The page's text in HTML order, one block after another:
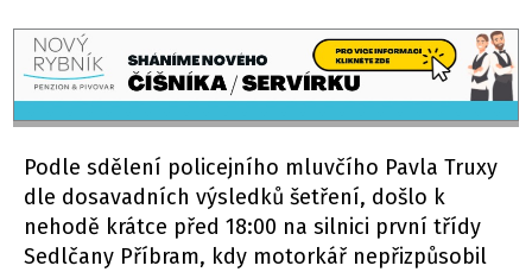
Podle sdělení policejního mluvčího Pavla Truxy
dle dosavadních výsledků šetření, došlo k
nehodě krátce před 18:00 na silnici první třídy
Sedlčany Příbram, kdy motorkář nepřizpůsobil